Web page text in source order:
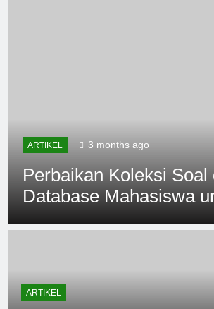
ARTIKEL 3 months ago
Perbaikan Koleksi Soal
Database Mahasiswa
ARTIKEL